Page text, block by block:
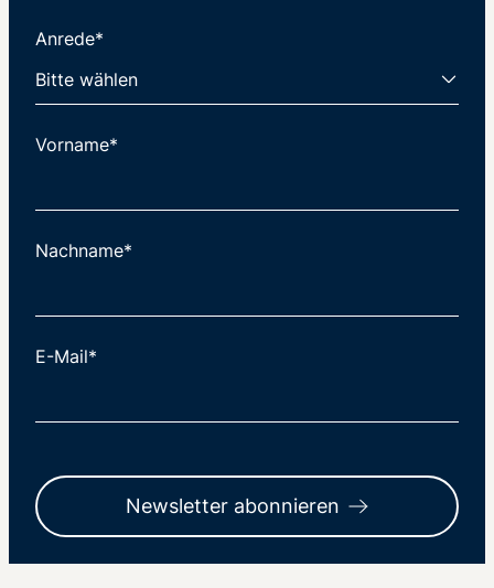
Anrede*
Vorname*
Nachname*
E-Mail*
Newsletter abonnieren